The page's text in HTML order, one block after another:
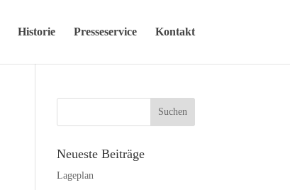
Historie Presseservice Kontakt
Neueste Beiträge
Lageplan